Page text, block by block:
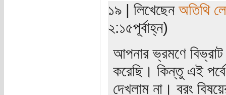
১৯ | লিখেছেন অতিথি
২:১৫পূর্বাহ্ন)
আপনার ভ্রমণে
করেছি। কিন্তু এই
দেখলাম না। বরং